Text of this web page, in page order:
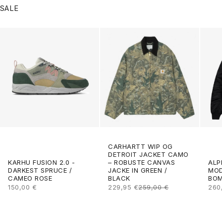
SALE
KARHU FUSION 2.0 -
DARKEST SPRUCE /
CAMEO ROSE
ANGEBOT
150,00 €
CARHARTT WIP OG
DETROIT JACKET CAMO
– ROBUSTE CANVAS
JACKE IN GREEN /
BLACK
ANGEBOT
229,95 €REGULÄRER PREIS
259,00 €